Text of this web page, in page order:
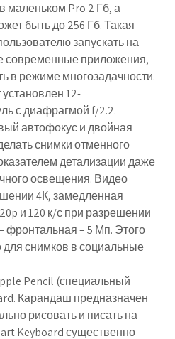
маленьком Pro 2 Гб, а
быть до 256 Гб. Такая
запускать на
современные приложения,
в режиме многозадачности.
12-
с диафрагмой f/2.2.
автофокус и двойная
снимки отменного
детализации даже
освещения. Видео
4К, замедленная
и 120 к/с при разрешении
фронтальная – 5 Мп. Этого
для снимков в социальные
Pencil (специальный
Карандаш предназначен
рисовать и писать на
Keyboard существенно